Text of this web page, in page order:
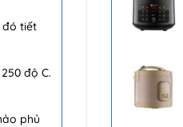
đó tiết
độ C.
phủ